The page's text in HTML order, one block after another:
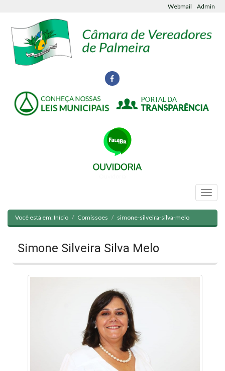
Webmail Admin
Você está em:Início Comissoes simone-silveira-silva-melo
Simone Silveira Silva Melo